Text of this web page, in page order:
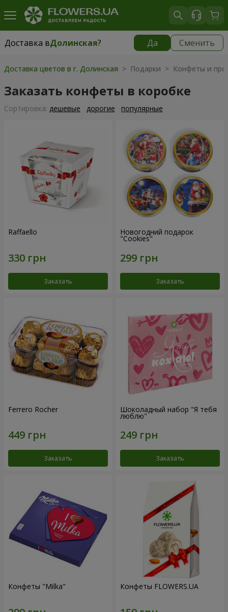
Доставка вДолинская? Да Сменить
Доставка вДолинская|
Доставка цветов в г. Долинская > Подарки > Конфеты и
Заказать конфеты в коробке
Cортировка: дешевые дорогие популярные
Raffaello
Заказать
Новогодний подарок
"Cookies"
Заказать
Ferrero Rocher
Заказать
Шоколадный набор "Я тебя
люблю"
Заказать
Конфеты "Milka" Конфеты FLOWERS.UA